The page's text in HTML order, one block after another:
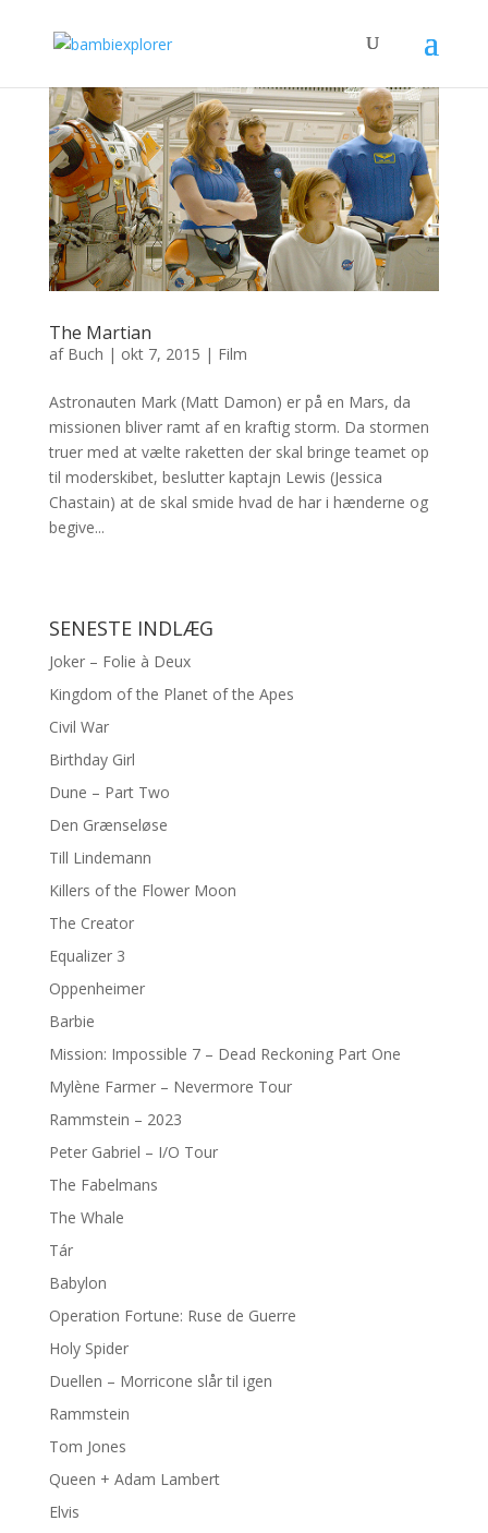
The Martian
af Buch | okt 7, 2015 | Film
Astronauten Mark (Matt Damon) er på en Mars, da
missionen bliver ramt af en kraftig storm. Da stormen
truer med at vælte raketten der skal bringe teamet op
til moderskibet, beslutter kaptajn Lewis (Jessica
Chastain) at de skal smide hvad de har i hænderne og
begive...
SENESTE INDLÆG
Joker – Folie à Deux
Kingdom of the Planet of the Apes
Civil War
Birthday Girl
Dune – Part Two
Den Grænseløse
Till Lindemann
Killers of the Flower Moon
The Creator
Equalizer 3
Oppenheimer
Barbie
Mission: Impossible 7 – Dead Reckoning Part One
Mylène Farmer – Nevermore Tour
Rammstein – 2023
Peter Gabriel – I/O Tour
The Fabelmans
The Whale
Tár
Babylon
Operation Fortune: Ruse de Guerre
Holy Spider
Duellen – Morricone slår til igen
Rammstein
Tom Jones
Queen + Adam Lambert
Elvis